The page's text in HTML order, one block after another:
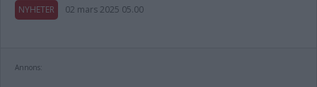
NYHETER 02 mars 2025 05.00
Annons: